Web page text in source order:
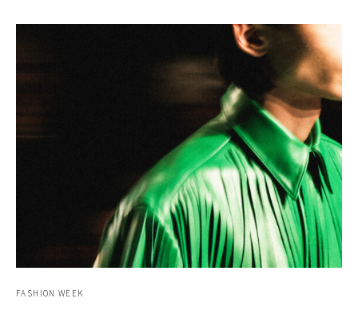
FASHION WEEK